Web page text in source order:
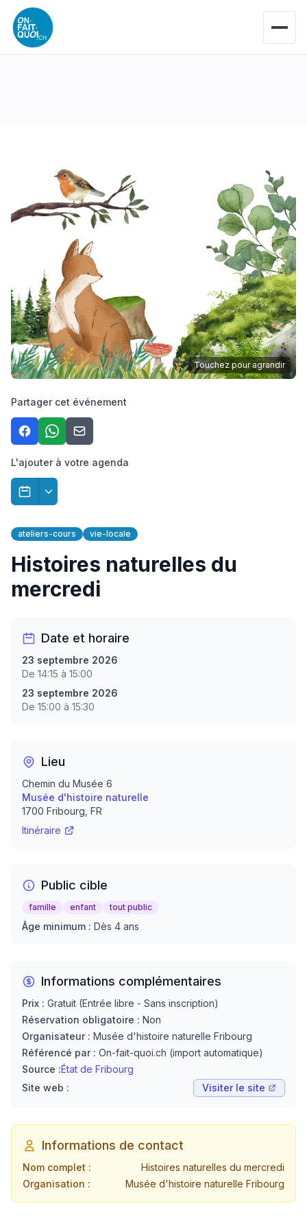
Touchez pour agrandir
Partager cet événement
L'ajouter à votre agenda
ateliers-cours vie-locale
Histoires naturelles du
mercredi
Date et horaire
23 septembre 2026
De 14:15 à 15:00
23 septembre 2026
De 15:00 à 15:30
Lieu
Chemin du Musée 6
Musée d'histoire naturelle
1700 Fribourg , FR
Itinéraire
Public cible
famille enfant tout public
Âge minimum : Dès 4 ans
Informations complémentaires
Prix : Gratuit (Entrée libre - Sans inscription)
Réservation obligatoire : Non
Organisateur : Musée d'histoire naturelle Fribourg
Référencé par : On-fait-quoi.ch (import automatique)
Source :État de Fribourg
Site web :
Visiter le site
Informations de contact
Nom complet :
Histoires naturelles du mercredi
Organisation :
Musée d'histoire naturelle Fribourg